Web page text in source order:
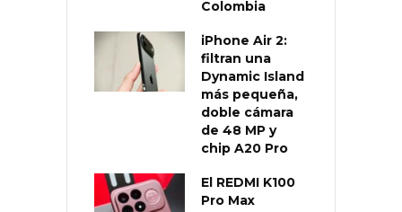
Colombia
iPhone Air 2:
filtran una
Dynamic Island
más pequeña,
doble cámara
de 48 MP y
chip A20 Pro
El REDMI K100
Pro Max